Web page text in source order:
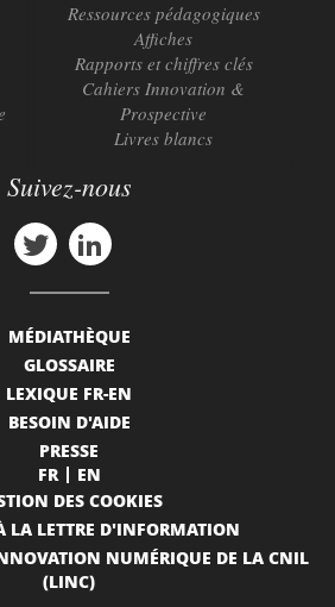
Ressources pédagogiques
Affiches
Rapports et chiffres clés
Cahiers Innovation &
Prospective
Livres blancs
Suivez-nous
MÉDIATHÈQUE
GLOSSAIRE
LEXIQUE FR-EN
BESOIN D'AIDE
PRESSE
FR
EN
DES COOKIES
LA LETTRE D'INFORMATION
NUMÉRIQUE DE LA CNIL
(LINC)